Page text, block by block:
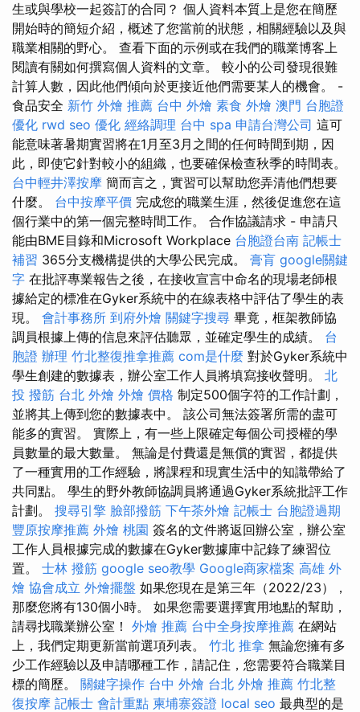
生或與學校一起簽訂的合同？ 個人資料本質上是您在簡歷
開始時的簡短介紹，概述了您當前的狀態，相關經驗以及與
職業相關的野心。 查看下面的示例或在我們的職業博客上
閱讀有關如何撰寫個人資料的文章。 較小的公司發現很難
計算人數，因此他們傾向於更接近他們需要某人的機會。 -
食品安全 新竹 外燴 推薦 台中 外燴 素食 外燴 澳門 台胞證
優化 rwd seo 優化 經絡調理 台中 spa 申請台灣公司 這可
能意味著暑期實習將在1月至3月之間的任何時間到期，因
此，即使它針對較小的組織，也要確保檢查秋季的時間表。
台中輕井澤按摩 簡而言之，實習可以幫助您弄清他們想要
什麼。 台中按摩平價 完成您的職業生涯，然後促進您在這
個行業中的第一個完整時間工作。 合作協議請求 - 申請只
能由BME目錄和Microsoft Workplace 台胞證台南 記帳士
補習 365分支機構提供的大學公民完成。 膏肓 google關鍵
字 在批評專業報告之後，在接收宣言中命名的現場老師根
據給定的標准在Gyker系統中的在線表格中評估了學生的表
現。 會計事務所 到府外燴 關鍵字搜尋 畢竟，框架教師協
調員根據上傳的信息來評估聽眾，並確定學生的成績。 台
胞證 辦理 竹北整復推拿推薦 com是什麼 對於Gyker系統中
學生創建的數據表，辦公室工作人員將填寫接收聲明。 北
投 撥筋 台北 外燴 外燴 價格 制定500個字符的工作計劃，
並將其上傳到您的數據表中。 該公司無法簽署所需的盡可
能多的實習。 實際上，有一些上限確定每個公司授權的學
員數量的最大數量。 無論是付費還是無償的實習，都提供
了一種實用的工作經驗，將課程和現實生活中的知識帶給了
共同點。 學生的野外教師協調員將通過Gyker系統批評工作
計劃。 搜尋引擎 臉部撥筋 下午茶外燴 記帳士 台胞證過期
豐原按摩推薦 外燴 桃園 簽名的文件將返回辦公室，辦公室
工作人員根據完成的數據在Gyker數據庫中記錄了練習位
置。 士林 撥筋 google seo教學 Google商家檔案 高雄 外
燴 協會成立 外燴擺盤 如果您現在是第三年（2022/23），
那麼您將有130個小時。 如果您需要選擇實用地點的幫助，
請尋找職業辦公室！ 外燴 推薦 台中全身按摩推薦 在網站
上，我們定期更新當前選項列表。 竹北 推拿 無論您擁有多
少工作經驗以及申請哪種工作，請記住，您需要符合職業目
標的簡歷。 關鍵字操作 台中 外燴 台北 外燴 推薦 竹北整
復按摩 記帳士 會計重點 柬埔寨簽證 local seo 最典型的是